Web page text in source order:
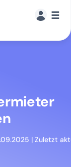
☰
| Zuletzt